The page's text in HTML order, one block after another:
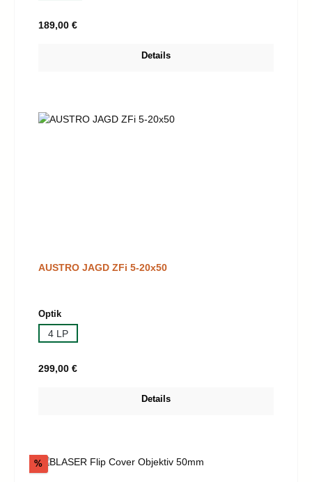
Regulärer Preis:
189,00 €
Details
AUSTRO JAGD ZFi 5-20x50
Optikauswählen
4 LP
Regulärer Preis:
299,00 €
Details
%Rabatt